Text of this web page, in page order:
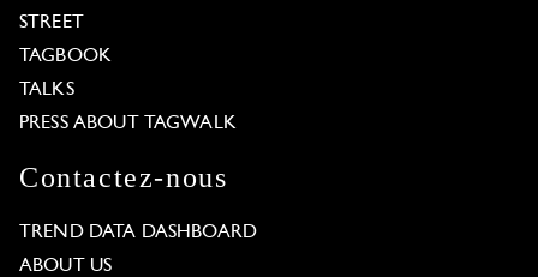
STREET
TAGBOOK
TALKS
PRESS ABOUT TAGWALK
Contactez-nous
TREND DATA DASHBOARD
ABOUT US